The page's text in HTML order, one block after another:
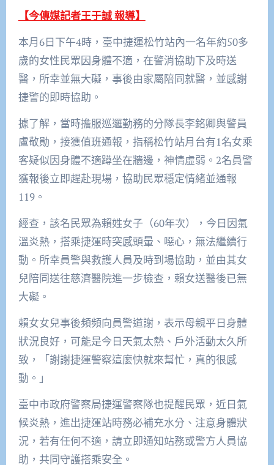
【今傳媒記者王于誠 報導】
本月6日下午4時，臺中捷運松竹站內一名年約50多
歲的女性民眾因身體不適，在警消協助下及時送
醫，所幸並無大礙，事後由家屬陪同就醫，並感謝
捷警的即時協助。
據了解，當時擔服巡邏勤務的分隊長李銘卿與警員
盧敬勛，接獲值班通報，指稱松竹站月台有1名女乘
客疑似因身體不適蹲坐在牆邊，神情虛弱。2名員警
獲報後立即趕赴現場，協助民眾穩定情緒並通報
119。
經查，該名民眾為賴姓女子（60年次），今日因氣
溫炎熱，搭乘捷運時突感頭暈、噁心，無法繼續行
動。所幸員警與救護人員及時到場協助，並由其女
兒陪同送往慈濟醫院進一步檢查，賴女送醫後已無
大礙。
賴女女兒事後頻頻向員警道謝，表示母親平日身體
狀況良好，可能是今日天氣太熱、戶外活動太久所
致，「謝謝捷運警察這麼快就來幫忙，真的很感
動。」
臺中市政府警察局捷運警察隊也提醒民眾，近日氣
候炎熱，進出捷運站時務必補充水分、注意身體狀
況，若有任何不適，請立即通知站務或警方人員協
助，共同守護搭乘安全。